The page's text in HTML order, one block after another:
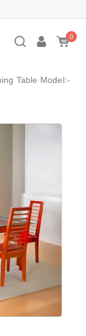
0
Table Model:-